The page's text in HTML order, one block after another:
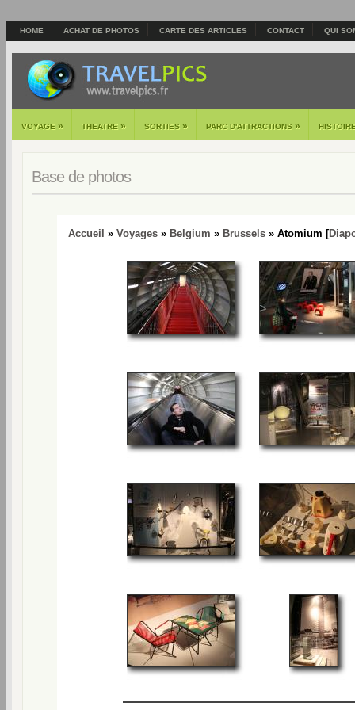
HOME ACHAT DE PHOTOS CARTE DES ARTICLES CONTACT QUI
VOYAGE » THEATRE » SORTIES » PARC D'ATTRACTIONS »
Base de photos
Accueil » Voyages » Belgium » Brussels » Atomium [